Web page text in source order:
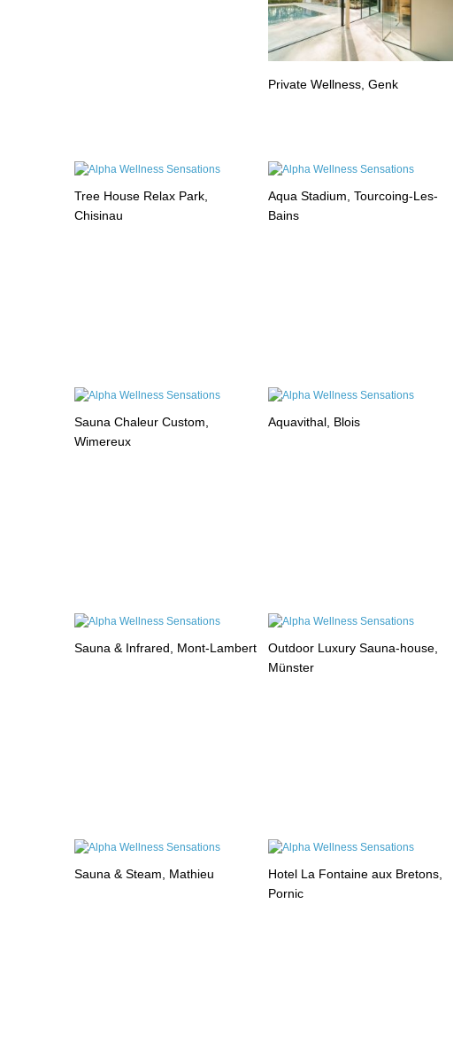
Private Wellness, Genk
Tree House Relax Park,
Chisinau
Aqua Stadium, Tourcoing-Les-
Bains
Sauna Chaleur Custom,
Wimereux
Aquavithal, Blois
Sauna & Infrared, Mont-Lambert
Outdoor Luxury Sauna-house,
Münster
Sauna & Steam, Mathieu
Hotel La Fontaine aux Bretons,
Pornic